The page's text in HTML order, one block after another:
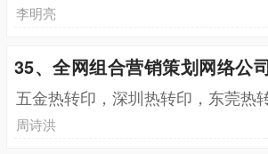
李明亮
35、全网组合营销策划网络公
五金热转印，深圳热转印，东莞热
周诗洪